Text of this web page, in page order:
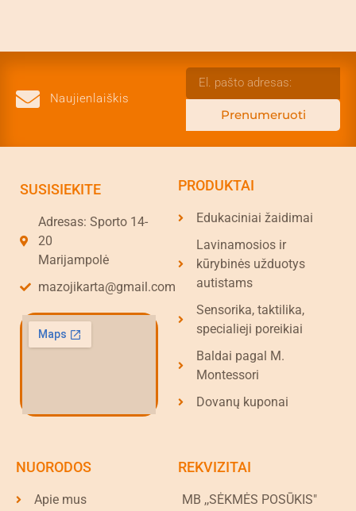
Naujienlaiškis
Prenumeruoti
SUSISIEKITE
Adresas: Sporto 14-
20
Marijampolė
mazojikarta@gmail.com
PRODUKTAI
Edukaciniai žaidimai
Lavinamosios ir
kūrybinės užduotys
autistams
Sensorika, taktilika,
specialieji poreikiai
Baldai pagal M.
Montessori
Dovanų kuponai
NUORODOS
Apie mus
REKVIZITAI
MB ,,SĖKMĖS POSŪKIS"